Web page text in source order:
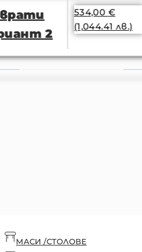
2
534,00€
(1,044.41 лв.)
МАСИ /СТОЛОВЕ